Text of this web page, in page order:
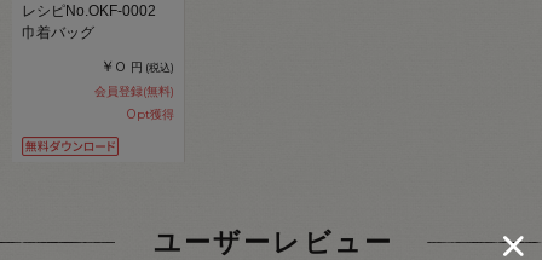
レシピNo.OKF-0002
巾着バッグ
￥0 円 (税込)
会員登録(無料)
0pt獲得
ユーザーレビュー